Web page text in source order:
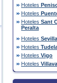
Hoteles
Hoteles
Hoteles Sant
Peralta
Hoteles Sevilla
Hoteles
Hoteles Vigo
Hoteles Villava